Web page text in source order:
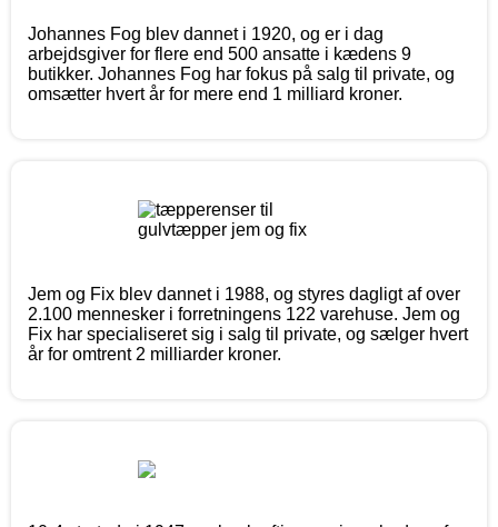
Johannes Fog blev dannet i 1920, og er i dag
arbejdsgiver for flere end 500 ansatte i kædens 9
butikker. Johannes Fog har fokus på salg til private, og
omsætter hvert år for mere end 1 milliard kroner.
Jem og Fix blev dannet i 1988, og styres dagligt af over
2.100 mennesker i forretningens 122 varehuse. Jem og
Fix har specialiseret sig i salg til private, og sælger hvert
år for omtrent 2 milliarder kroner.